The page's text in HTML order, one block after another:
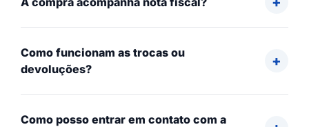
Como funcionam as trocas ou
devoluções?
Como posso entrar em contato com a